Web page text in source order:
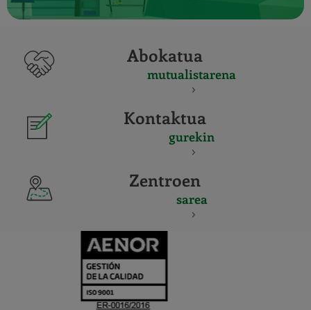
Abokatua
mutualistarena
Kontaktua
gurekin
Zentroen
sarea